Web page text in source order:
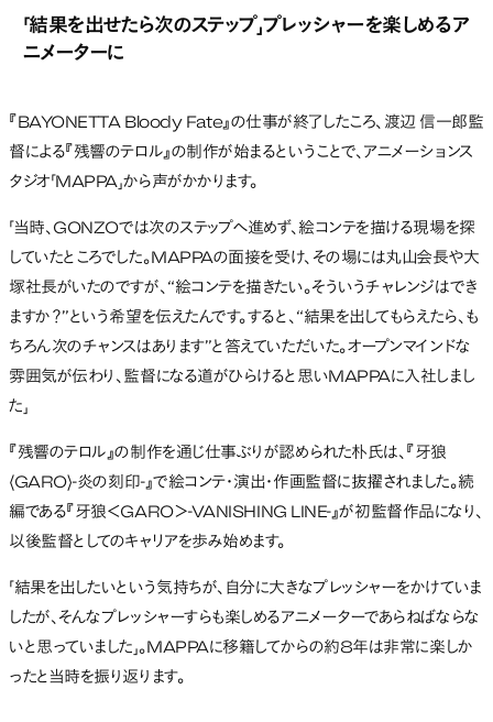
「結果を出せたら次のステップ」プレッシャーを楽しめるア
ニメーターに
『BAYONETTA Bloody Fate』の仕事が終了したころ、渡辺 信一郎監
督による『残響のテロル』の制作が始まるということで、アニメーションス
タジオ「MAPPA」から声がかかります。
「当時、GONZOでは次のステップへ進めず、絵コンテを描ける現場を探
していたところでした。MAPPAの面接を受け、その場には丸山会長や大
塚社長がいたのですが、“絵コンテを描きたい。そういうチャレンジはでき
ますか？”という希望を伝えたんです。すると、“結果を出してもらえたら、も
ちろん次のチャンスはあります”と答えていただいた。オープンマインドな
雰囲気が伝わり、監督になる道がひらけると思いMAPPAに入社しまし
た」
『残響のテロル』の制作を通じ仕事ぶりが認められた朴氏は、『牙狼
〈GARO〉-炎の刻印-』で絵コンテ・演出・作画監督に抜擢されました。続
編である『牙狼＜GARO＞-VANISHING LINE-』が初監督作品になり、
以後監督としてのキャリアを歩み始めます。
「結果を出したいという気持ちが、自分に大きなプレッシャーをかけていま
したが、そんなプレッシャーすらも楽しめるアニメーターであらねばならな
いと思っていました」。MAPPAに移籍してからの約8年は非常に楽しか
ったと当時を振り返ります。